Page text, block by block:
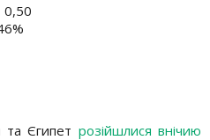
0,50
та Єгипет розійшлися внічию